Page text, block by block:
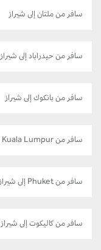
سافر من ملتان إلى شيراز
سافر من حيدراباد إلى شيراز
سافر من بانكوك إلى شيراز
سافر من Kuala Lumpur إلى شيراز
سافر من Phuket إلى شيراز
سافر من كاليكوت إلى شيراز